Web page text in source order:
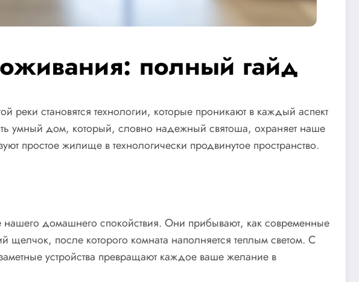
полный гайд
становятся технологии, которые проникают в каждый аспект
умный дом, который, словно надежный святоша, охраняет наше
простое жилище в технологически продвинутое пространство.
домашнего спокойствия. Они прибывают, как современные
после которого комната наполняется теплым светом. С
устройства превращают каждое ваше желание в